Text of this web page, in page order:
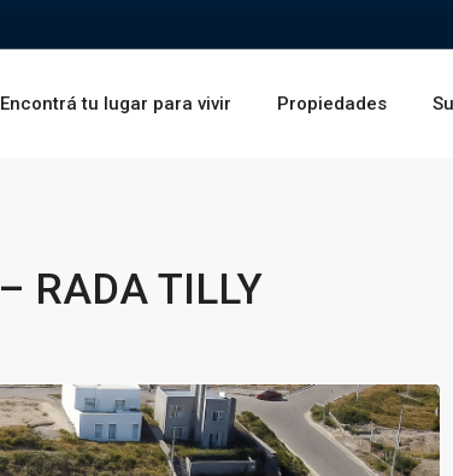
Encontrá tu lugar para vivir Propiedades
RADA TILLY